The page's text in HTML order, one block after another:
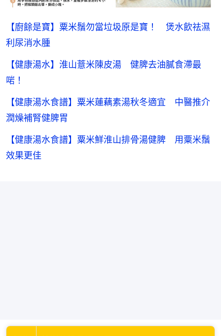
【廚餘是寶】粟米鬚勿當垃圾原是寶！ 煲水飲祛濕
利尿消水腫
【健康湯水】淮山薏米陳皮湯 健脾去油膩食滯最
啱！
【健康湯水食譜】粟米蓮藕素湯秋冬適宜 中醫推介
潤燥補腎健脾胃
【健康湯水食譜】粟米鮮淮山排骨湯健脾 用粟米鬚
效果更佳